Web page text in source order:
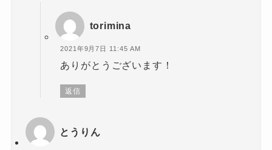
torimina
2021年9月7日 11:45 AM
ありがとうございます！
返信
とうりん